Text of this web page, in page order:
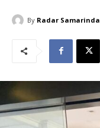
By Radar Samarinda